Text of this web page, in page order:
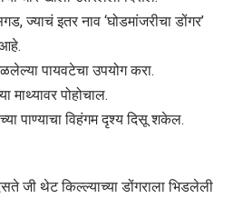
ज्याचं इतर नाव ‘घोडमांजरीचा डोंगर’
पायवटेचा उपयोग करा.
माथ्यावर पोहोचाल.
पाण्याचा विहंगम दृश्य दिसू शकेल.
जी थेट किल्ल्याच्या डोंगराला भिडलेली